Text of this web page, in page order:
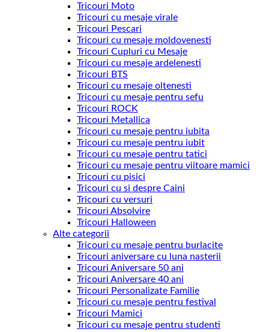
Tricouri Moto
Tricouri cu mesaje virale
Tricouri Pescari
Tricouri cu mesaje moldovenesti
Tricouri Cupluri cu Mesaje
Tricouri cu mesaje ardelenesti
Tricouri BTS
Tricouri cu mesaje oltenesti
Tricouri cu mesaje pentru sefu
Tricouri ROCK
Tricouri Metallica
Tricouri cu mesaje pentru iubita
Tricouri cu mesaje pentru iubit
Tricouri cu mesaje pentru tatici
Tricouri cu mesaje pentru viitoare mamici
Tricouri cu pisici
Tricouri cu si despre Caini
Tricouri cu versuri
Tricouri Absolvire
Tricouri Halloween
Alte categorii
Tricouri cu mesaje pentru burlacite
Tricouri aniversare cu luna nasterii
Tricouri Aniversare 50 ani
Tricouri Aniversare 40 ani
Tricouri Personalizate Familie
Tricouri cu mesaje pentru festival
Tricouri Mamici
Tricouri cu mesaje pentru studenti